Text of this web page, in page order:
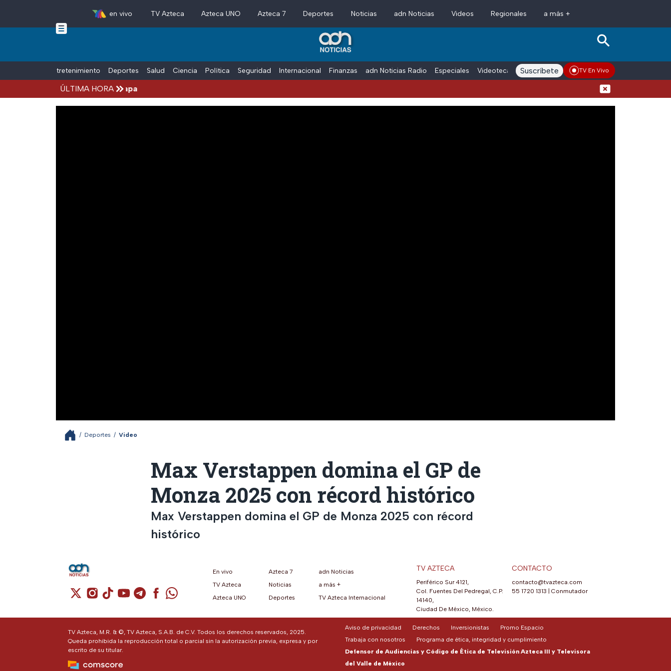
Skip to main content
en vivo TV Azteca Azteca UNO Azteca 7 Deportes Noticias adn Noticias Videos Regionales a más +
Entretenimiento Deportes Salud Ciencia Política Seguridad Internacional Finanzas adn Noticias Radio Especiales Videoteca Conductores Voces adn Noticias
Suscríbete TV En Vivo
ÚLTIMA HORA
por el Caso Ayotzinapa
/ Deportes / Video
Max Verstappen domina el GP de
Monza 2025 con récord histórico
Max Verstappen domina el GP de Monza 2025 con récord
histórico
Cuenta de X / Twitter (se abre en una nueva pestaña)
Cuenta de Instagram (se abre en una nueva pestaña)
Cuenta de TikTok (se abre en una nueva pestaña)
Cuenta de YouTube (se abre en una nueva pestaña)
Cuenta de Telegram (se abre en una nueva pestaña)
Cuenta de Facebook (se abre en una nueva pestaña)
Cuenta de WhatsApp (se abre en una nueva pestaña)
En vivo
TV Azteca
Azteca UNO
Azteca 7
Noticias
Deportes
adn Noticias
a más +
TV Azteca Internacional
TV AZTECA
Periférico Sur 4121,
Col. Fuentes Del Pedregal, C.P.
14140,
Ciudad De México, México.
CONTACTO
contacto@tvazteca.com
55 1720 1313 | Conmutador
TV Azteca, M.R. & ©, TV Azteca, S.A.B. de C.V. Todos los derechos reservados, 2025.
Queda prohibida la reproducción total o parcial sin la autorización previa, expresa y por
escrito de su titular.
Aviso de privacidad Derechos Inversionistas
Promo Espacio
Trabaja con nosotros
Programa de ética, integridad y cumplimiento
Defensor de Audiencias y Código de Ética de Televisión Azteca III y Televisora
del Valle de México